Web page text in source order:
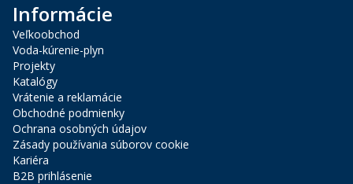
Informácie
Veľkoobchod
Voda-kúrenie-plyn
Projekty
Katalógy
Vrátenie a reklamácie
Obchodné podmienky
Ochrana osobných údajov
Zásady používania súborov cookie
Kariéra
B2B prihlásenie